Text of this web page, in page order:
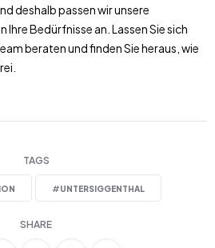
deshalb passen wir unsere
Bedürfnisse an. Lassen Sie sich
beraten und finden Sie heraus, wie
TAGS
#UNTERSIGGENTHAL
SHARE